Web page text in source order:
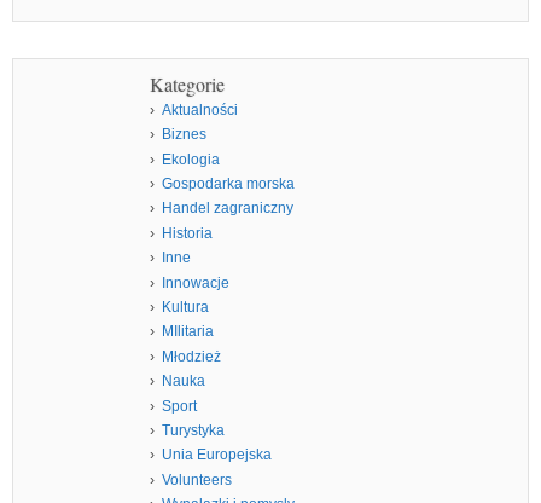
Kategorie
Aktualności
Biznes
Ekologia
Gospodarka morska
Handel zagraniczny
Historia
Inne
Innowacje
Kultura
MIlitaria
Młodzież
Nauka
Sport
Turystyka
Unia Europejska
Volunteers